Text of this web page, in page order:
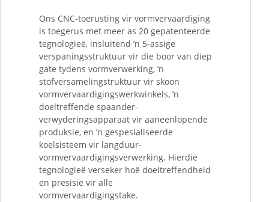
Ons CNC-toerusting vir vormvervaardiging
is toegerus met meer as 20 gepatenteerde
tegnologieë, insluitend ’n 5-assige
verspaningsstruktuur vir die boor van diep
gate tydens vormverwerking, ’n
stofversamelingstruktuur vir skoon
vormvervaardigingswerkwinkels, ’n
doeltreffende spaander-
verwyderingsapparaat vir aaneenlopende
produksie, en ’n gespesialiseerde
koelsisteem vir langduur-
vormvervaardigingsverwerking. Hierdie
tegnologieë verseker hoë doeltreffendheid
en presisie vir alle
vormvervaardigingstake.